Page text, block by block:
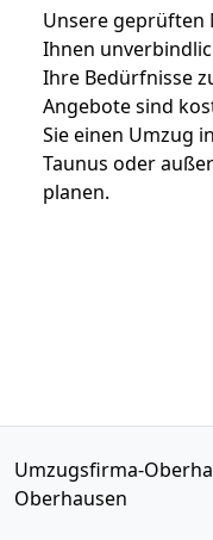
Unsere geprüften
Ihnen
Ihre Bedürfnisse
Angebote sind
Sie einen Umzug
Taunus oder
planen.
Umzugsfirma-
Oberhausen